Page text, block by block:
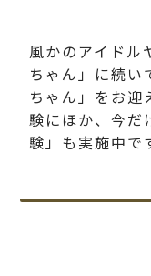
風かのアイドル
ちゃん」に続
ちゃん」をお迎
験にほか、今だ
験」も実施中で